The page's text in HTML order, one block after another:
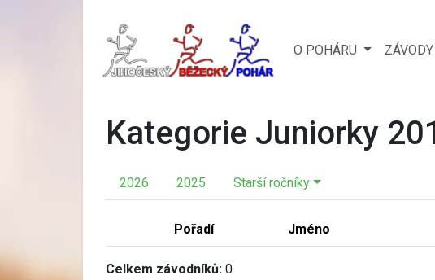
O POHÁRU ZÁVODY
Kategorie Juniorky
2026 2025 Starší ročníky
Pořadí Jméno
Celkem závodníků: 0